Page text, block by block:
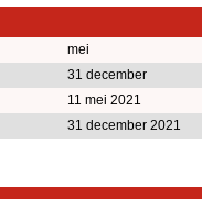
mei
31 december
11 mei 2021
31 december 2021